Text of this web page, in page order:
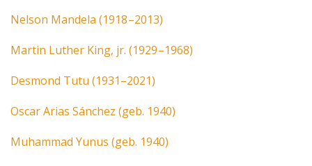
Nelson Mandela (1918 –2013)
Martin Luther King, jr. (1929 –1968)
Desmond Tutu (1931–2021)
Oscar Arias Sánchez (geb. 1940)
Muhammad Yunus (geb. 1940)